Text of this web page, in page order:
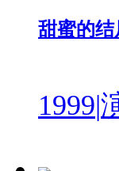
甜蜜的结
1999|